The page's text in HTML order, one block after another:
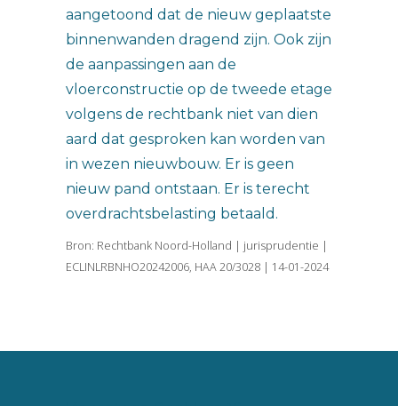
aangetoond dat de nieuw geplaatste
binnenwanden dragend zijn. Ook zijn
de aanpassingen aan de
vloerconstructie op de tweede etage
volgens de rechtbank niet van dien
aard dat gesproken kan worden van
in wezen nieuwbouw. Er is geen
nieuw pand ontstaan. Er is terecht
overdrachtsbelasting betaald.
Bron: Rechtbank Noord-Holland | jurisprudentie |
ECLINLRBNHO20242006, HAA 20/3028 | 14-01-2024